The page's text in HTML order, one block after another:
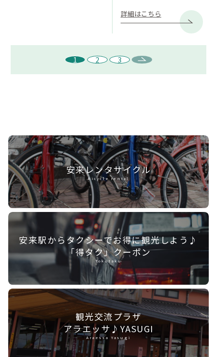
詳細はこちら
1 2 3
安来レンタサイクル
Bicycle rental
安来駅からタクシーでお得に観光しよう♪
「得タク」クーポン
Tokutaku
観光交流プラザ
アラエッサ♪YASUGI
Araessa Yasugi